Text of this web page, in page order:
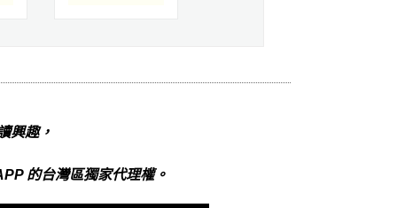
興趣，
的台灣區獨家代理權。